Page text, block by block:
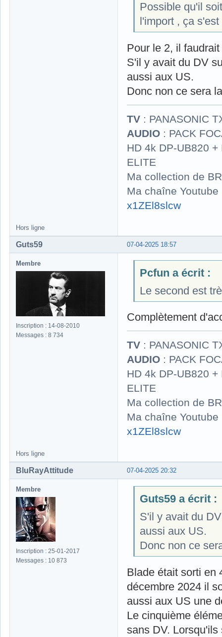
Possible qu'il
l'import , ça
Pour le 2, il
S'il y avait du DV
aussi aux US.
Donc non ce sera
TV : PANASONIC
AUDIO : PACK
HD 4k DP-UB820
ELITE
Ma collection de
Ma chaîne
x1ZEl8slcw
Hors ligne
07-04-2025 18:57
Guts59
Membre
Inscription : 14-08-2010
Messages : 8 734
Pcfun a écrit :
Le second est
Complètement
TV : PANASONIC
AUDIO : PACK
HD 4k DP-UB820
ELITE
Ma collection de
Ma chaîne
x1ZEl8slcw
Hors ligne
07-04-2025 20:32
BluRayAttitude
Membre
Inscription : 25-01-2017
Messages : 10 873
Guts59 a écrit :
S'il y avait du
aussi aux US.
Donc non ce
Blade était sorti en
décembre 2024 il
aussi aux US une
Le cinquième
sans DV.